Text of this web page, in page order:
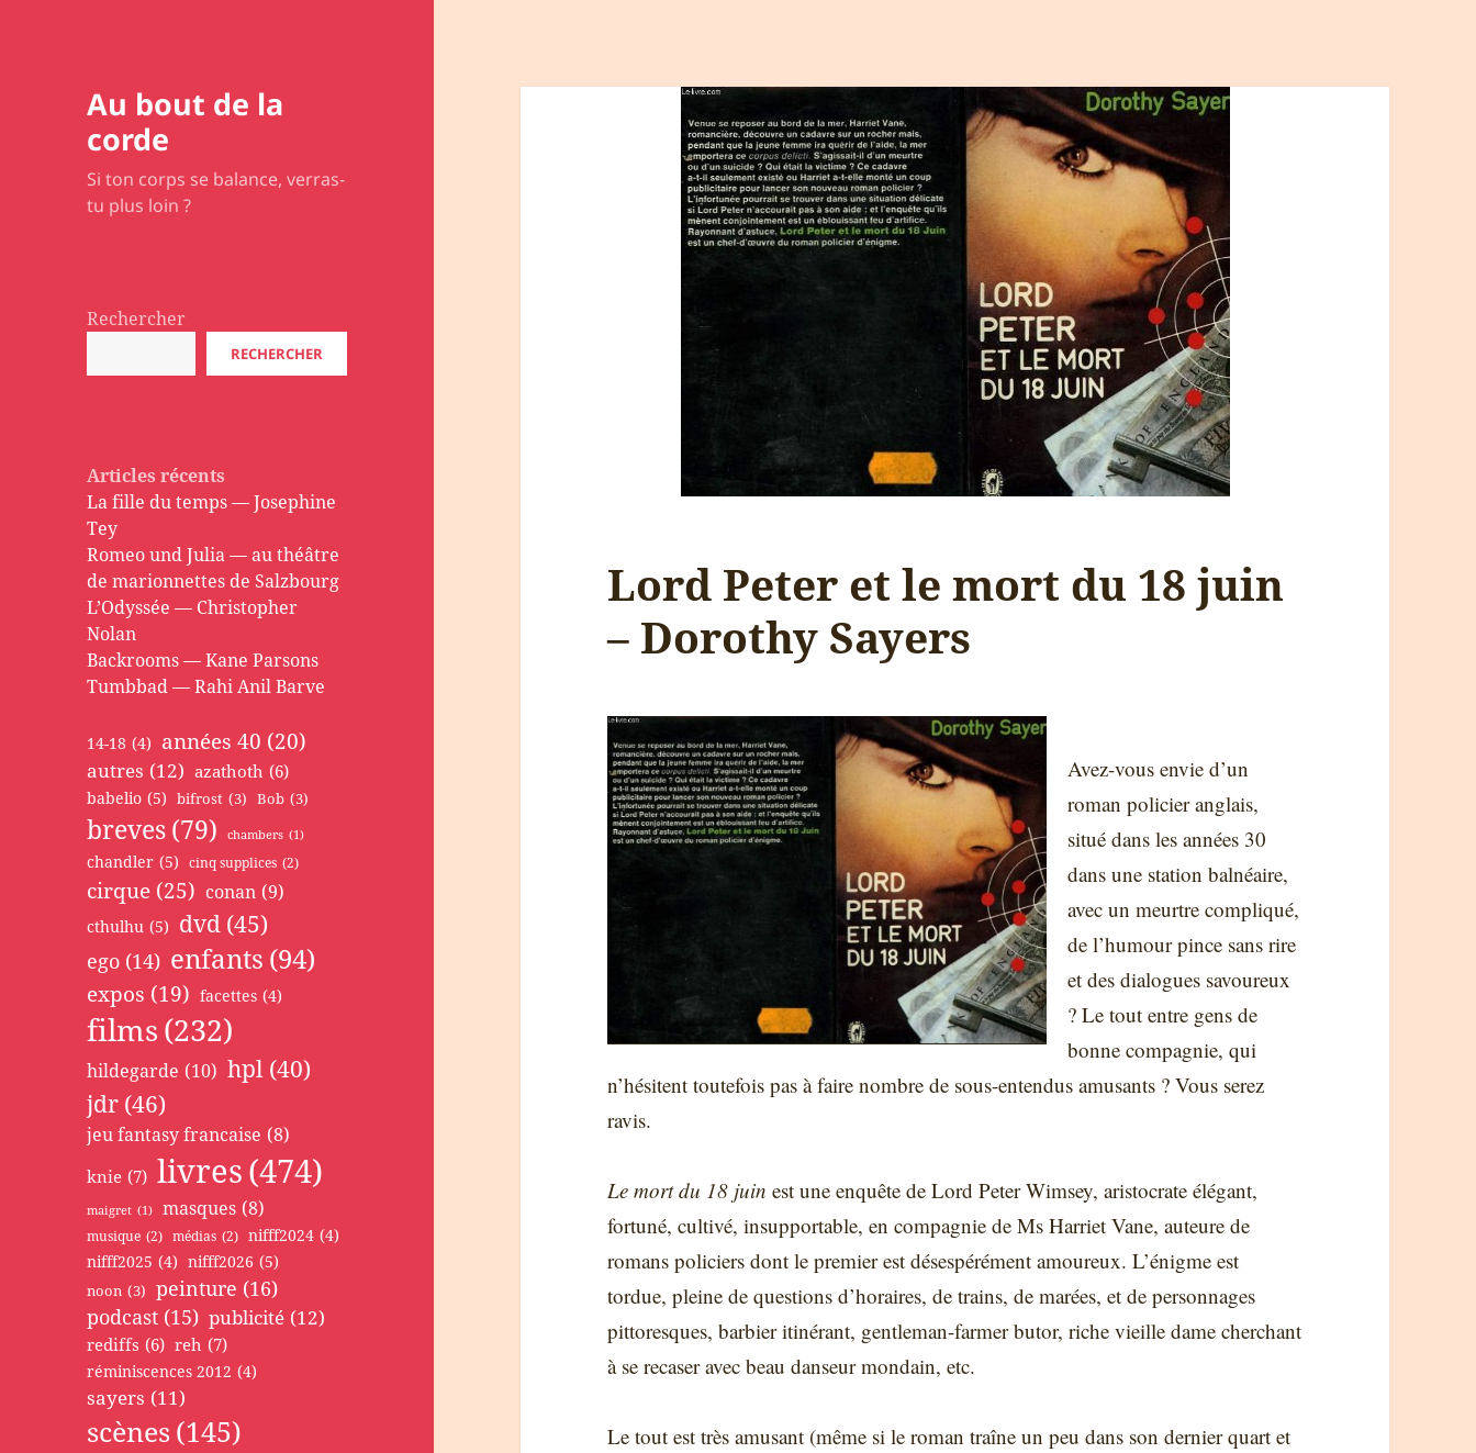
Au bout de la
corde
Si ton corps se balance, verras-
tu plus loin ?
Rechercher
RECHERCHER
Articles récents
La fille du temps — Josephine
Tey
Romeo und Julia — au théâtre
de marionnettes de Salzbourg
L’Odyssée — Christopher
Nolan
Backrooms — Kane Parsons
Tumbbad — Rahi Anil Barve
14-18 (4) années 40 (20)
autres (12) azathoth (6)
babelio (5) bifrost (3) Bob (3)
breves(79) chambers (1)
chandler (5) cinq supplices (2)
cirque (25) conan (9)
cthulhu (5) dvd (45)
ego (14) enfants (94)
expos (19) facettes (4)
films(232)
hildegarde (10) hpl (40)
jdr (46)
jeu fantasy francaise (8)
knie (7) livres(474)
maigret (1) masques (8)
musique (2) médias (2) nifff2024 (4)
nifff2025 (4) nifff2026 (5)
noon (3) peinture (16)
podcast (15) publicité (12)
rediffs (6) reh (7)
réminiscences 2012 (4)
sayers (11)
scènes(145)
Lord Peter et le mort du 18 juin
– Dorothy Sayers
Avez-vous envie d’un
roman policier anglais,
situé dans les années 30
dans une station balnéaire,
avec un meurtre compliqué,
de l’humour pince sans rire
et des dialogues savoureux
? Le tout entre gens de
bonne compagnie, qui
n’hésitent toutefois pas à faire nombre de sous-entendus amusants ? Vous serez
ravis.
Le mort du 18 juin est une enquête de Lord Peter Wimsey, aristocrate élégant,
fortuné, cultivé, insupportable, en compagnie de Ms Harriet Vane, auteure de
romans policiers dont le premier est désespérément amoureux. L’énigme est
tordue, pleine de questions d’horaires, de trains, de marées, et de personnages
pittoresques, barbier itinérant, gentleman-farmer butor, riche vieille dame cherchant
à se recaser avec beau danseur mondain, etc.
Le tout est très amusant (même si le roman traîne un peu dans son dernier quart et